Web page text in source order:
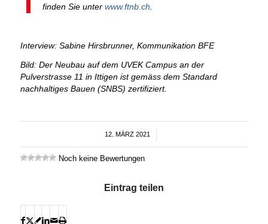
finden Sie unter www.ftnb.ch.
Interview: Sabine Hirsbrunner, Kommunikation BFE
Bild: Der Neubau auf dem UVEK Campus an der
Pulverstrasse 11 in Ittigen ist gemäss dem Standard
nachhaltiges Bauen (SNBS) zertifiziert.
12. MÄRZ 2021
/
Noch keine Bewertungen
Eintrag teilen